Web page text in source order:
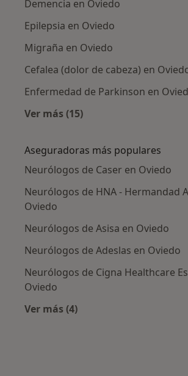
Demencia en Oviedo
Epilepsia en Oviedo
Migraña en Oviedo
Cefalea (dolor de cabeza) en
Enfermedad de Parkinson en
Ver más (15)
Aseguradoras más populares
Neurólogos de Caser en Oviedo
Neurólogos de HNA - Hermandad
Oviedo
Neurólogos de Asisa en Oviedo
Neurólogos de Adeslas en Oviedo
Neurólogos de Cigna Healthcare
Oviedo
Ver más (4)